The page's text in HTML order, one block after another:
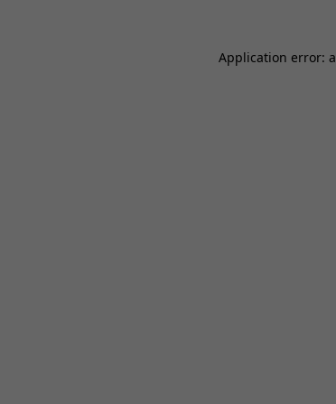
Application error: a